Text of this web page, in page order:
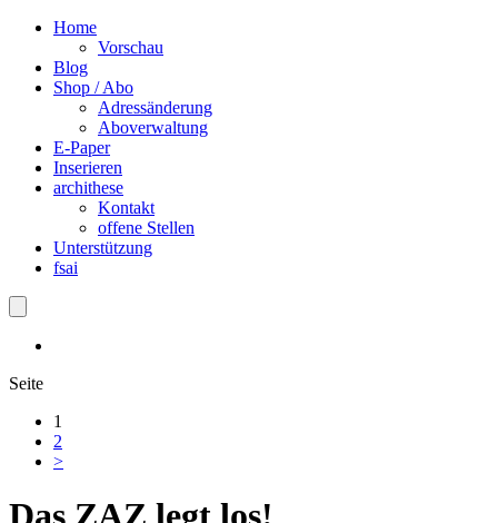
Home
Vorschau
Blog
Shop / Abo
Adressänderung
Aboverwaltung
E-Paper
Inserieren
archithese
Kontakt
offene Stellen
Unterstützung
fsai
Seite
1
2
>